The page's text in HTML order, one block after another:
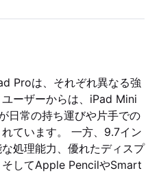
Proは、それぞれ異なる強
ーザーからは、iPad Mini
日常の持ち運びや片手での
ています。 一方、9.7イン
処理能力、優れたディスプ
してApple PencilやSmart